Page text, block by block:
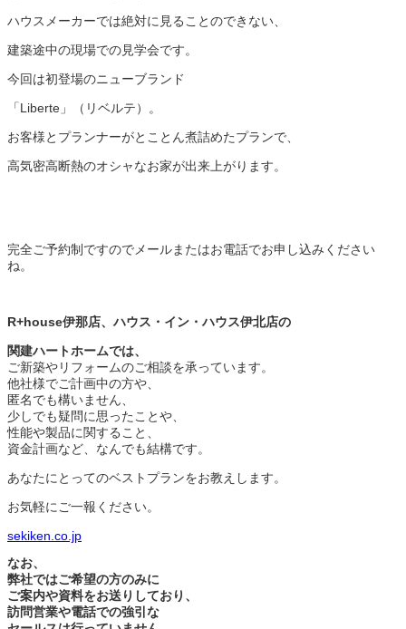
ハウスメーカーでは絶対に見ることのできない、
建築途中の現場での見学会です。
今回は初登場のニューブランド
「Liberte」（リベルテ）。
お客様とプランナーがとことん煮詰めたプランで、
高気密高断熱のオシャなお家が出来上がります。
完全ご予約制ですのでメールまたはお電話でお申し込みください
ね。
R+house伊那店、ハウス・イン・ハウス伊北店の
関建ハートホームでは、
ご新築やリフォームのご相談を承っています。
他社様でご計画中の方や、
匿名でも構いません、
少しでも疑問に思ったことや、
性能や製品に関すること、
資金計画など、なんでも結構です。
あなたにとってのベストプランをお教えします。
お気軽にご一報ください。
sekiken.co.jp
なお、
弊社ではご希望の方のみに
ご案内や資料をお送りしており、
訪問営業や電話での強引な